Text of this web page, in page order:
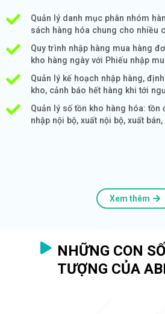
Quản lý danh mục phân nhóm
sách hàng hóa chung cho nhiều
Quy trình nhập hàng mua hàng
kho hàng ngày với Phiếu nhập
Quản lý kế hoạch nhập hàng,
kho, cảnh báo hết hàng khi tới
Quản lý số tồn kho hàng hóa: tồn
nhập nội bộ, xuất nội bộ, xuất
Xem thêm
NHỮNG CON
TƯỢNG CỦA